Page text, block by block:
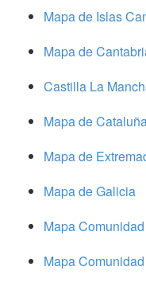
Mapa de Islas
Mapa de
Castilla La
Mapa de
Mapa de
Mapa de Galicia
Mapa
Mapa